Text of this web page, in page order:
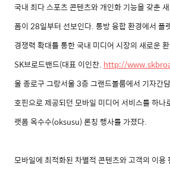
국내 최다 스포츠 콘텐츠와 개인화 기능을 갖춘
폼이28일부터 선보인다.통방 융합 환경에서 플
경쟁력 확대를 통한 국내 미디어 시장의 새로운
SK브로드밴드(대표 이인찬. http://
울 종로구 그랑서울3층 그랜드볼룸에서 기자간
호핀으로 제공되던 모바일 미디어 서비스를 하나
랫폼 옥수수(oksusu)론칭 행사를 가졌다.
모바일에 최적화된 차별적 콘텐츠와 고객의 이용